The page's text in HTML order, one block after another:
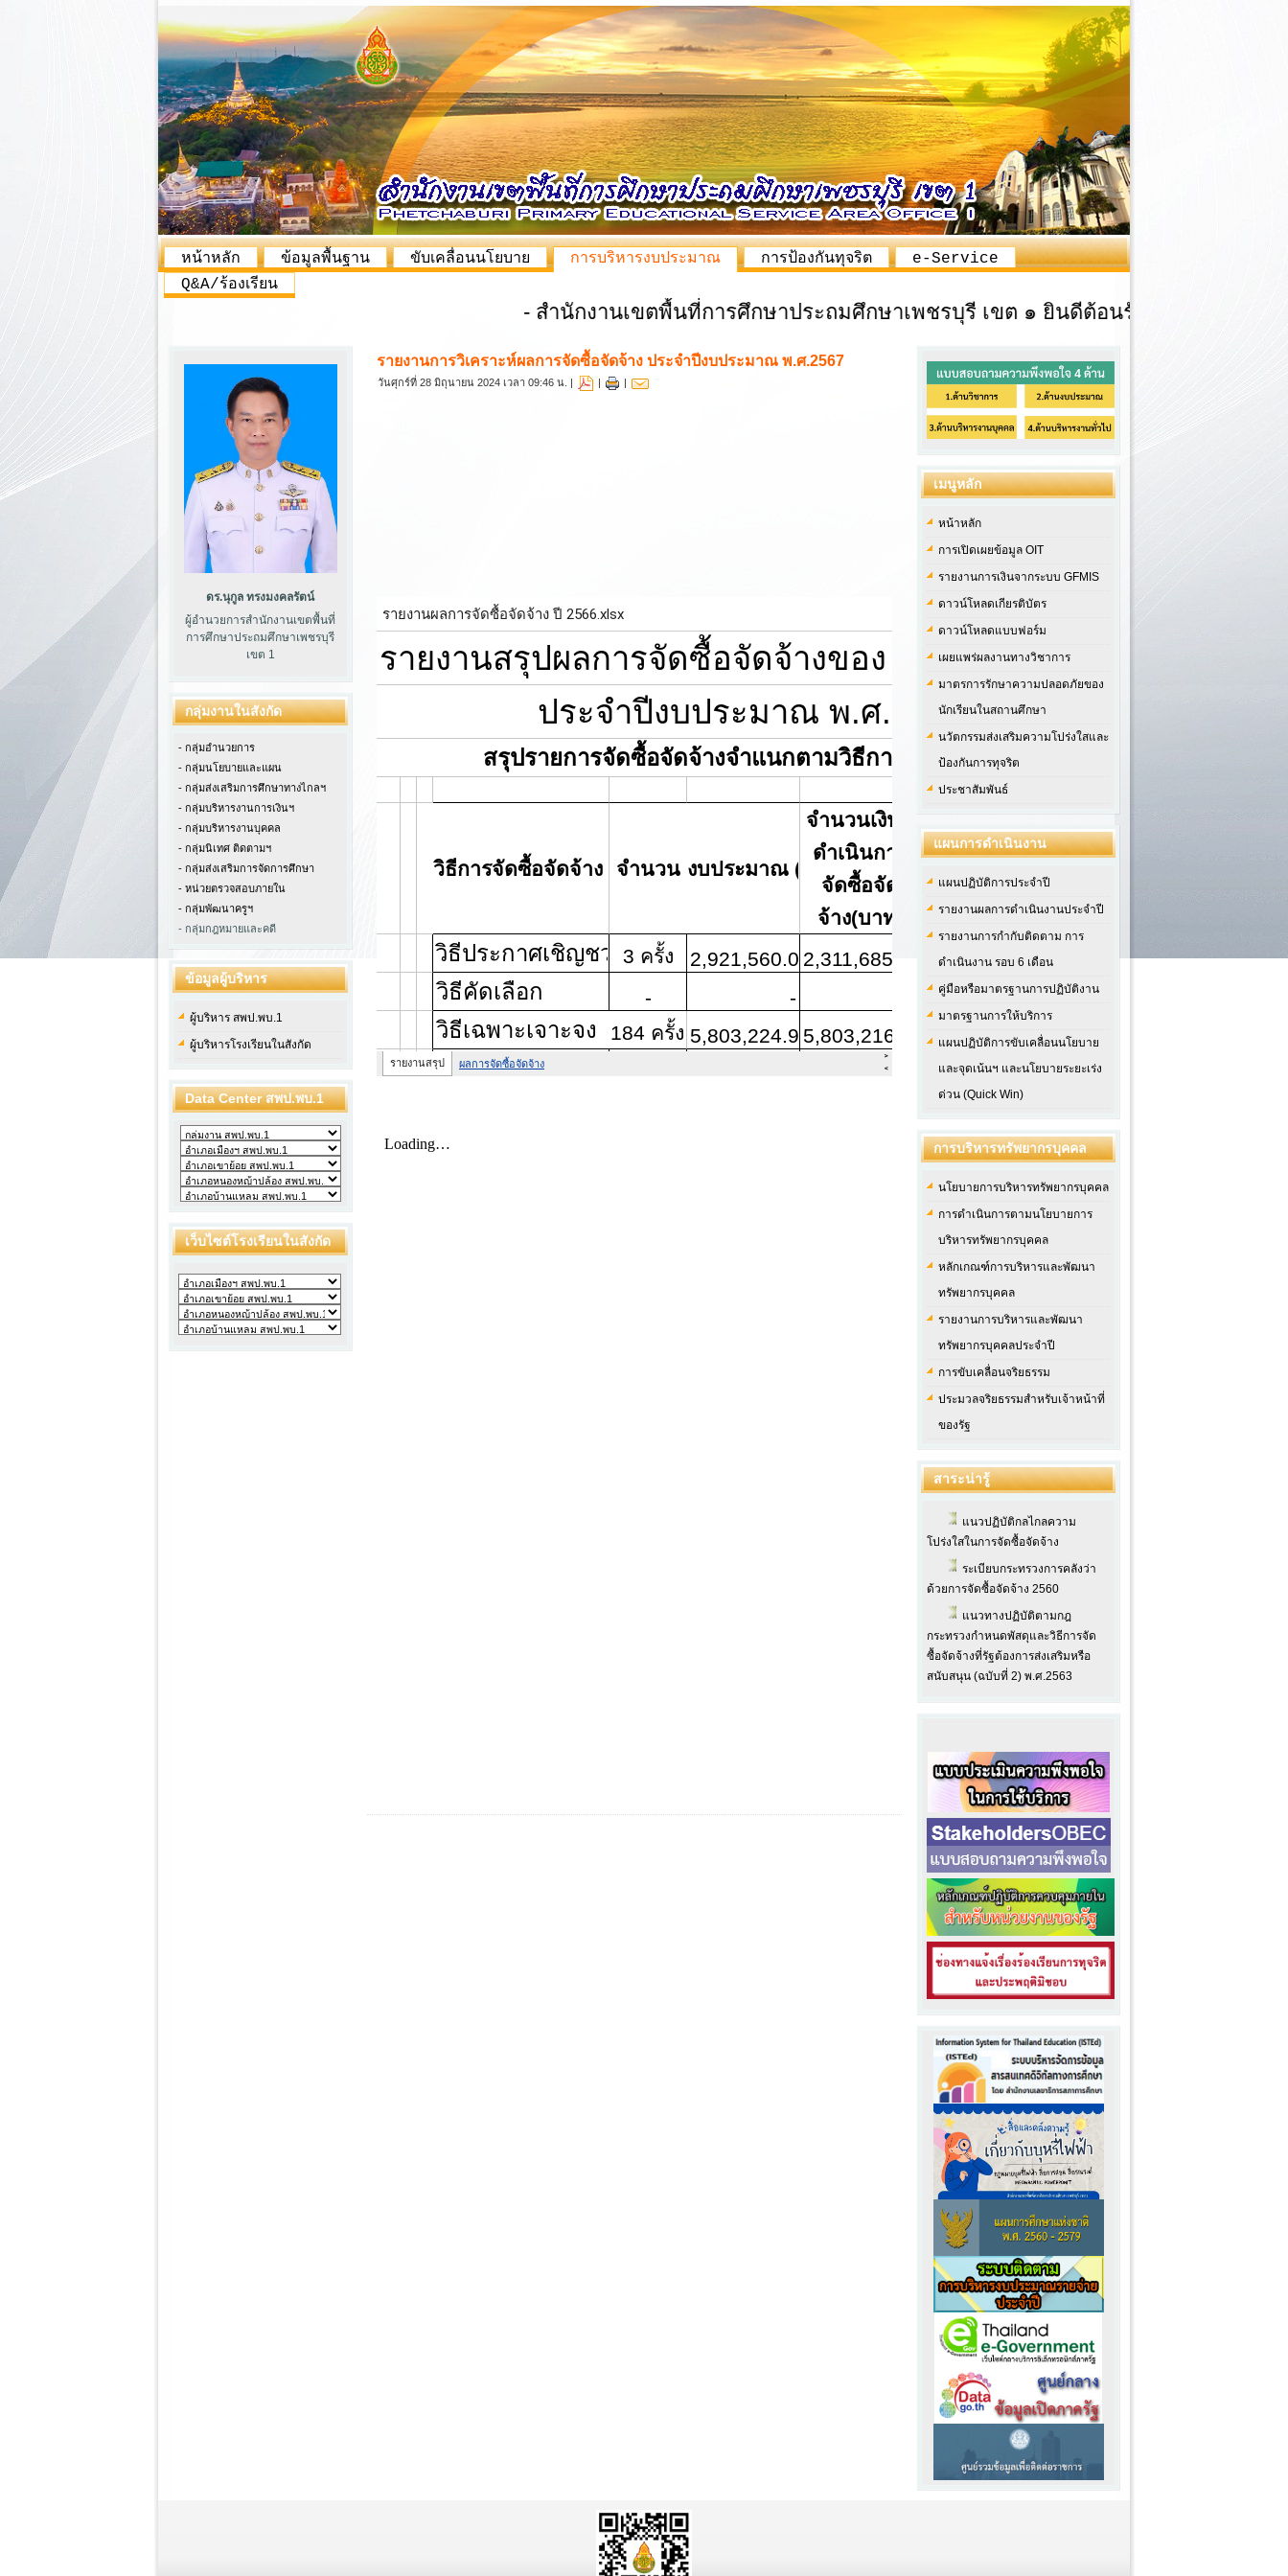
หน้าหลัก ข้อมูลพื้นฐาน ขับเคลื่อนนโยบาย การบริหารงบประมาณ การป้องกันทุจริต
e-Service
Q&A/ร้องเรียน
- สำนักงานเขตพื้นที่การศึกษาประถมศึกษาเพชรบุรี เขต ๑ ยินดีต้อนรับ|ค่านิยมองค์กร
ดร.นุกูล ทรงมงคลรัตน์
ผู้อำนวยการสำนักงานเขตพื้นที่
การศึกษาประถมศึกษาเพชรบุรี
เขต 1
กลุ่มงานในสังกัด
- กลุ่มอำนวยการ
- กลุ่มนโยบายและแผน
- กลุ่มส่งเสริมการศึกษาทางไกลฯ
- กลุ่มบริหารงานการเงินฯ
- กลุ่มบริหารงานบุคคล
- กลุ่มนิเทศ ติดตามฯ
- กลุ่มส่งเสริมการจัดการศึกษา
- หน่วยตรวจสอบภายใน
- กลุ่มพัฒนาครูฯ
- กลุ่มกฎหมายและคดี
ข้อมูลผู้บริหาร
ผู้บริหาร สพป.พบ.1
ผู้บริหารโรงเรียนในสังกัด
Data Center สพป.พบ.1
เว็บไซต์โรงเรียนในสังกัด
รายงานการวิเคราะห์ผลการจัดซื้อจัดจ้าง ประจำปีงบประมาณ พ.ศ.2567
วันศุกร์ที่ 28 มิถุนายน 2024 เวลา 09:46 น. |
เมนูหลัก
หน้าหลัก
การเปิดเผยข้อมูล OIT
รายงานการเงินจากระบบ GFMIS
ดาวน์โหลดเกียรติบัตร
ดาวน์โหลดแบบฟอร์ม
เผยแพร่ผลงานทางวิชาการ
มาตรการรักษาความปลอดภัยของ
นักเรียนในสถานศึกษา
นวัตกรรมส่งเสริมความโปร่งใสและ
ป้องกันการทุจริต
ประชาสัมพันธ์
แผนการดำเนินงาน
แผนปฏิบัติการประจำปี
รายงานผลการดำเนินงานประจำปี
รายงานการกำกับติดตาม การ
ดำเนินงาน รอบ 6 เดือน
คู่มือหรือมาตรฐานการปฏิบัติงาน
มาตรฐานการให้บริการ
แผนปฏิบัติการขับเคลื่อนนโยบาย
และจุดเน้นฯ และนโยบายระยะเร่ง
ด่วน (Quick Win)
การบริหารทรัพยากรบุคคล
นโยบายการบริหารทรัพยากรบุคคล
การดำเนินการตามนโยบายการ
บริหารทรัพยากรบุคคล
หลักเกณฑ์การบริหารและพัฒนา
ทรัพยากรบุคคล
รายงานการบริหารและพัฒนา
ทรัพยากรบุคคลประจำปี
การขับเคลื่อนจริยธรรม
ประมวลจริยธรรมสำหรับเจ้าหน้าที่
ของรัฐ
สาระน่ารู้
แนวปฏิบัติกลไกลความ
โปร่งใสในการจัดซื้อจัดจ้าง
ระเบียบกระทรวงการคลังว่า
ด้วยการจัดซื้อจัดจ้าง 2560
แนวทางปฏิบัติตามกฎ
กระทรวงกำหนดพัสดุและวิธีการจัด
ซื้อจัดจ้างที่รัฐต้องการส่งเสริมหรือ
สนับสนุน (ฉบับที่ 2) พ.ศ.2563